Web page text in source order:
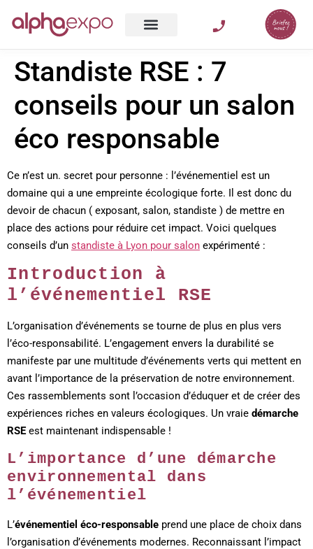
Standiste RSE : 7
conseils pour un salon
éco responsable
Ce n’est un. secret pour personne : l’événementiel est un
domaine qui a une empreinte écologique forte. Il est donc du
devoir de chacun ( exposant, salon, standiste ) de mettre en
place des actions pour réduire cet impact. Voici quelques
conseils d’un standiste à Lyon pour salon expérimenté :
Introduction à
l’événementiel RSE
L’organisation d’événements se tourne de plus en plus vers
l’éco-responsabilité. L’engagement envers la durabilité se
manifeste par une multitude d’événements verts qui mettent en
avant l’importance de la préservation de notre environnement.
Ces rassemblements sont l’occasion d’éduquer et de créer des
expériences riches en valeurs écologiques. Un vraie démarche
RSEest maintenant indispensable !
L’importance d’une démarche
environnemental dans
l’événementiel
L’événementiel éco-responsable prend une place de choix dans
l’organisation d’événements modernes. Reconnaissant l’impact